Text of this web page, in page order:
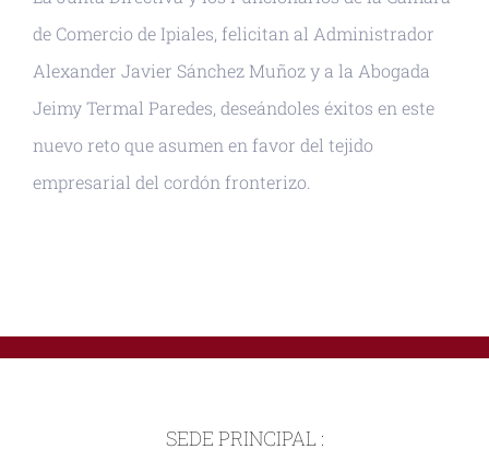
de Comercio de Ipiales, felicitan al Administrador
Alexander Javier Sánchez Muñoz y a la Abogada
Jeimy Termal Paredes, deseándoles éxitos en este
nuevo reto que asumen en favor del tejido
empresarial del cordón fronterizo.
SEDE PRINCIPAL :